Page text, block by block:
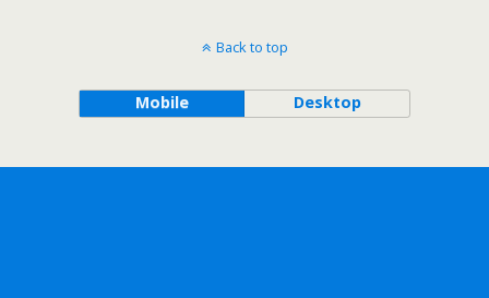
Back to top
Mobile Desktop